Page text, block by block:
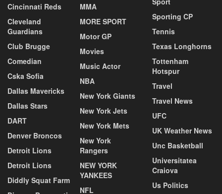
Cincinnati Reds
Cleveland
Guardians
Club Brugge
Comedian
Cska Sofia
Dallas Mavericks
Dallas Stars
DART
Denver Broncos
Detroit Lions
Detroit Lions
Diddly Squat Farm
MMA
MORE SPORT
Motor GP
Movies
Music Actor
NBA
New York Giants
New York Jets
New York Mets
New York
Rangers
NEW YORK
YANKEES
NFL
Sporting CP
Tennis
Texas Longhorns
Tottenham
Hotspur
Travel
Travel News
UFC
UK Weather News
Unc Basketball
Universitatea
Craiova
Us Politics